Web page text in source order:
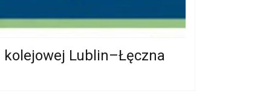
Lublin–Łęczna